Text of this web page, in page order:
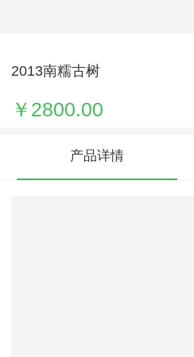
2013南糯古树
￥2800.00
产品详情